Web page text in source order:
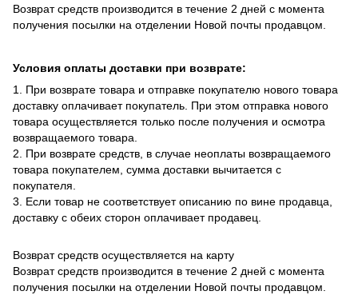
Возврат средств производится в течение 2 дней с момента
получения посылки на отделении Новой почты продавцом.
Условия оплаты доставки при возврате:
1. При возврате товара и отправке покупателю нового товара
доставку оплачивает покупатель. При этом отправка нового
товара осуществляется только после получения и осмотра
возвращаемого товара.
2. При возврате средств, в случае неоплаты возвращаемого
товара покупателем, сумма доставки вычитается с
покупателя.
3. Если товар не соответствует описанию по вине продавца,
доставку с обеих сторон оплачивает продавец.
Возврат средств осуществляется на карту
Возврат средств производится в течение 2 дней с момента
получения посылки на отделении Новой почты продавцом.